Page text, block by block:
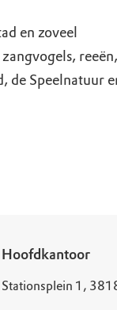
en zoveel
reeën,
de Speelnatuur
Hoofdkantoor
Stationsplein 1,